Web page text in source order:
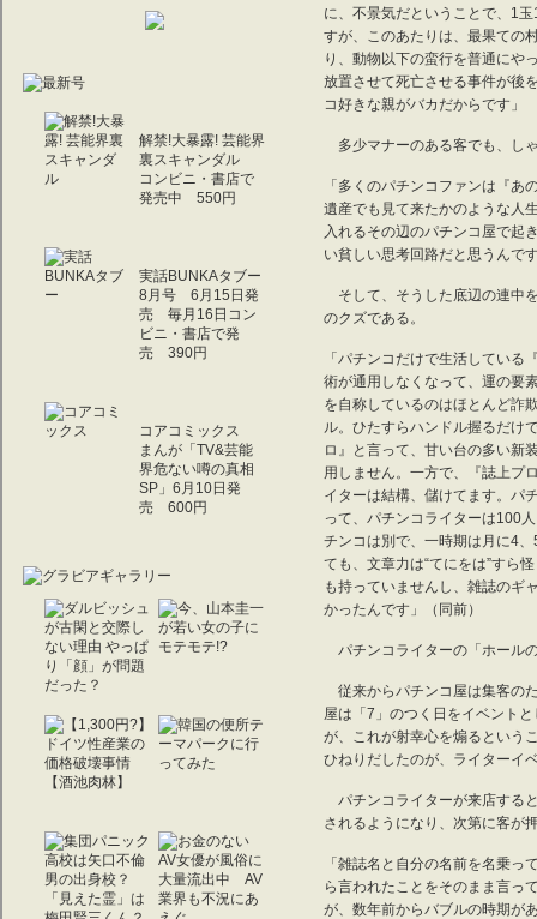
解禁!大暴露! 芸能界
裏スキャンダル
コンビニ・書店で
発売中 550円
実話BUNKAタブー
8月号 6月15日発
売 毎月16日コン
ビニ・書店で発
売 390円
コアコミックス
まんが「TV&芸能
界危ない噂の真相
SP」6月10日発
売 600円
に、不景気だということで、1
すが、このあたりは、最果ての
り、動物以下の蛮行を普通にや
放置させて死亡させる事件が後
コ好きな親がバカだからです」
多少マナーのある客でも、し
「多くのパチンコファンは『
遺産でも見て来たかのような人
入れるその辺のパチンコ屋で起
い貧しい思考回路だと思うんで
そして、そうした底辺の連中
のクズである。
「パチンコだけで生活してい
術が通用しなくなって、運の要
を自称しているのはほとんど詐
ル。ひたすらハンドル握るだけ
ロ』と言って、甘い台の多い新
用しません。一方で、『誌上プ
イターは結構、儲けてます。パ
って、パチンコライターは100
チンコは別で、一時期は月に4
ても、文章力は“てにをは”すら
も持っていませんし、雑誌のギ
かったんです」（同前）
パチンコライターの「ホール
従来からパチンコ屋は集客の
屋は「7」のつく日をイベント
が、これが射幸心を煽るという
ひねりだしたのが、ライターイ
パチンコライターが来店する
されるようになり、次第に客が
「雑誌名と自分の名前を名乗
ら言われたことをそのまま言っ
が、数年前からバブルの時期が